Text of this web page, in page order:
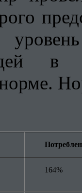
в
164%